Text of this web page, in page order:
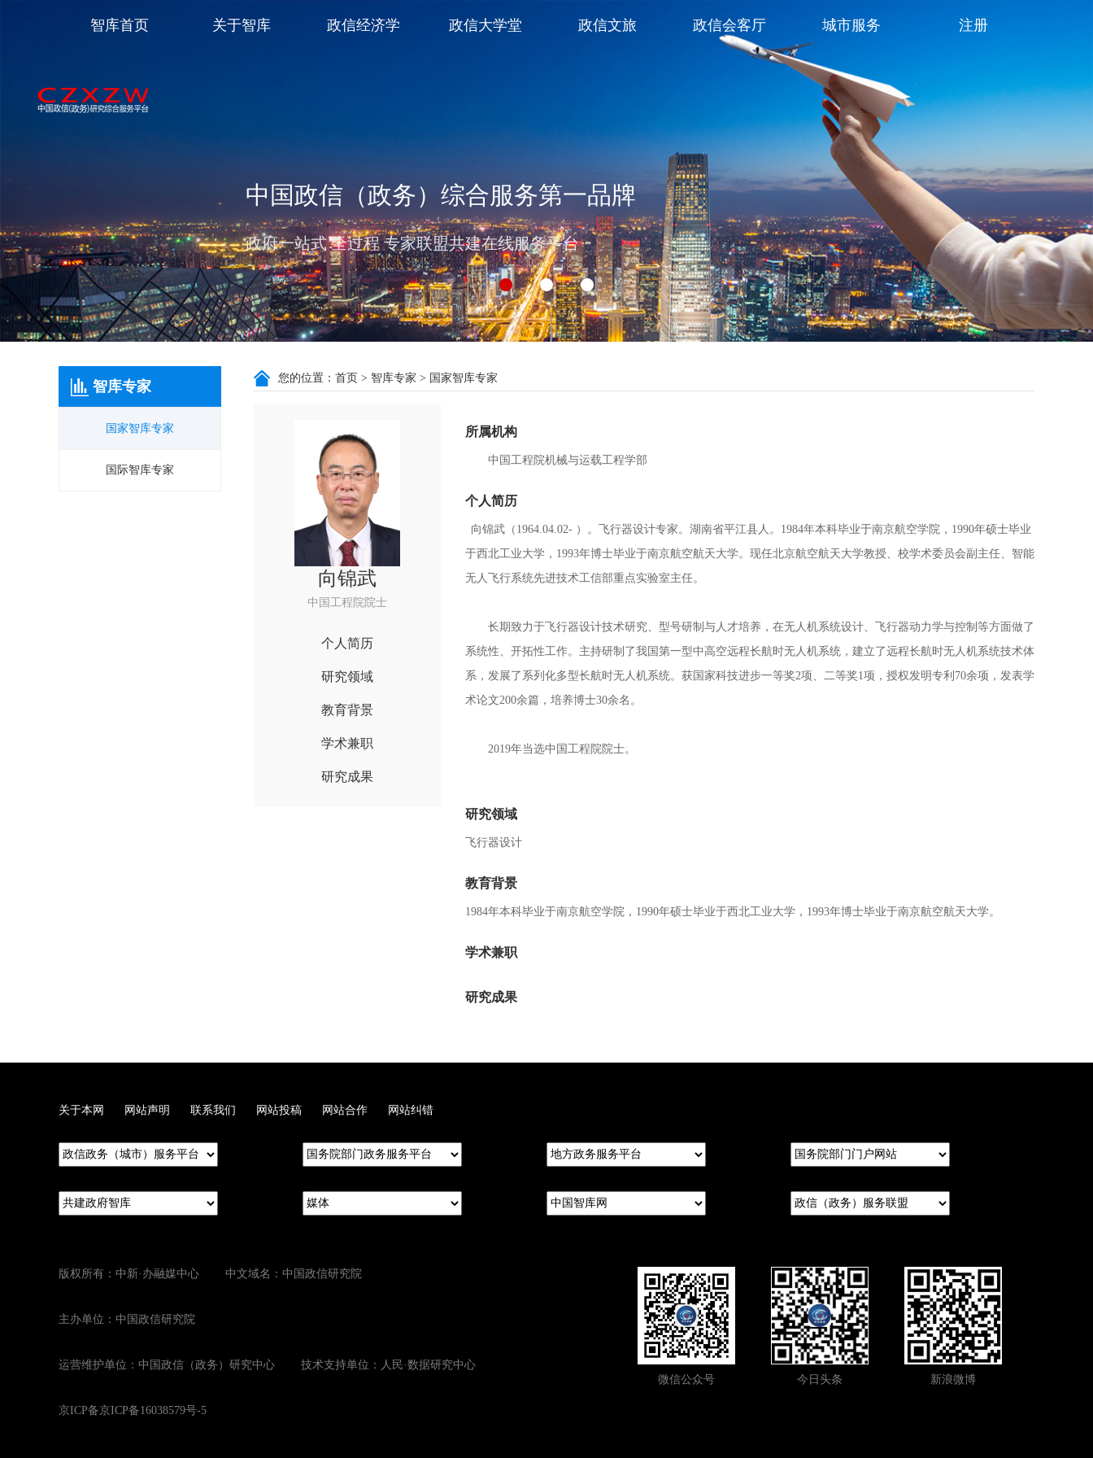
智库首页 关于智库 政信经济学 政信大学堂 政信文旅 政信会客厅 城市服务 注册
智库专家
国家智库专家
国际智库专家
您的位置： 首页 > 智库专家 > 国家智库专家
向锦武
中国工程院院士
个人简历
研究领域
教育背景
学术兼职
研究成果
所属机构
中国工程院机械与运载工程学部
个人简历
向锦武（1964.04.02- ）。飞行器设计专家。湖南省平江县人。1984年本科毕业于南京航空学院，1990年硕士毕业
于西北工业大学，1993年博士毕业于南京航空航天大学。现任北京航空航天大学教授、校学术委员会副主任、智能
无人飞行系统先进技术工信部重点实验室主任。
长期致力于飞行器设计技术研究、型号研制与人才培养，在无人机系统设计、飞行器动力学与控制等方面做了
系统性、开拓性工作。主持研制了我国第一型中高空远程长航时无人机系统，建立了远程长航时无人机系统技术体
系，发展了系列化多型长航时无人机系统。获国家科技进步一等奖2项、二等奖1项，授权发明专利70余项，发表学
术论文200余篇，培养博士30余名。
2019年当选中国工程院院士。
研究领域
飞行器设计
教育背景
1984年本科毕业于南京航空学院，1990年硕士毕业于西北工业大学，1993年博士毕业于南京航空航天大学。
学术兼职
研究成果
关于本网 网站声明 联系我们 网站投稿 网站合作 网站纠错
版权所有：中新·办融媒中心 中文域名：中国政信研究院
主办单位：中国政信研究院
运营维护单位：中国政信（政务）研究中心 技术支持单位：人民·数据研究中心
微信公众号
今日头条 新浪微博
京ICP备京ICP备16038579号-5